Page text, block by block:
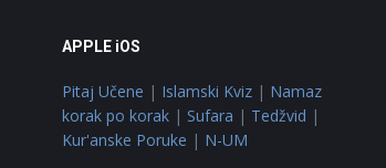
APPLE iOS
Pitaj Učene | Islamski Kviz | Namaz
korak po korak | Sufara | Tedžvid |
Kur'anske Poruke | N-UM